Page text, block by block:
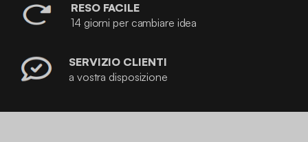
RESO FACILE
14 giorni per cambiare idea
SERVIZIO CLIENTI
a vostra disposizione